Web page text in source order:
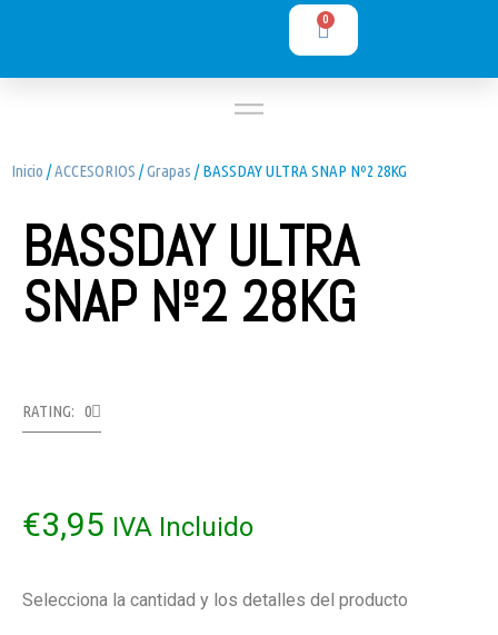
0
Inicio /ACCESORIOS /Grapas / BASSDAY ULTRA SNAP Nº2 28KG
BASSDAY ULTRA
SNAP Nº2 28KG
RATING: 0
€3,95 IVA Incluido
Selecciona la cantidad y los detalles del producto